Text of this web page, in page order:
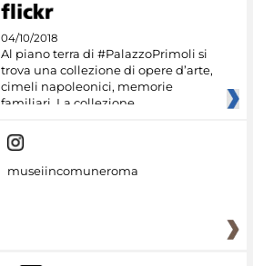
04/10/2018
Al piano terra di #PalazzoPrimoli si
trova una collezione di opere d’arte,
cimeli napoleonici, memorie
familiari. La collezione
museiincomuneroma